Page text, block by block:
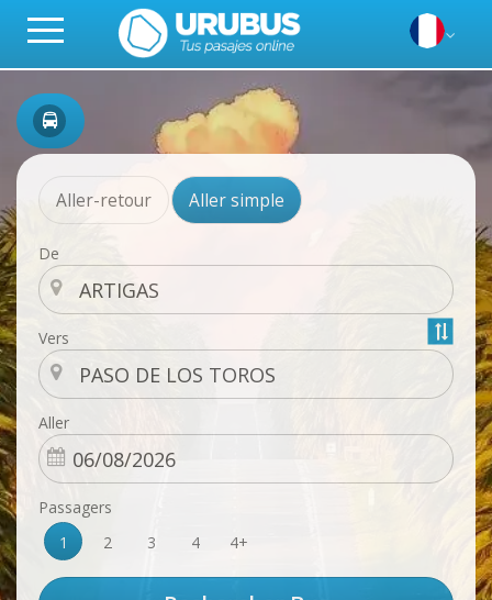
Aller-retour Aller simple
De
Vers
Aller
Passagers
1
2 3 4 4+